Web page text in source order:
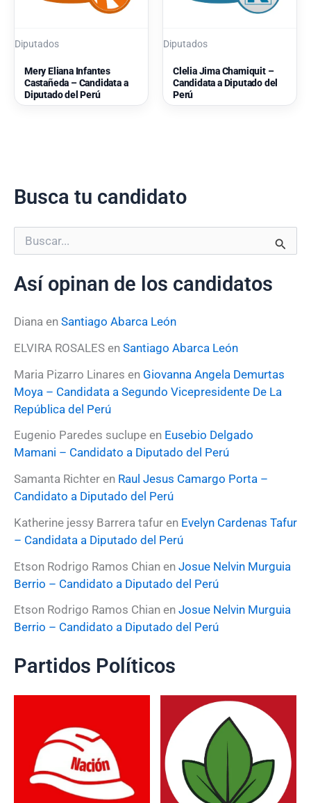
Diputados
Mery Eliana Infantes
Castañeda – Candidata a
Diputado del Perú
Diputados
Clelia Jima Chamiquit –
Candidata a Diputado del
Perú
Busca tu candidato
u
c
p
r
Así opinan de los candidatos
Diana en Santiago Abarca León
ELVIRA ROSALES en Santiago Abarca León
Maria Pizarro Linares en Giovanna Angela Demurtas
Moya – Candidata a Segundo Vicepresidente De La
República del Perú
Eugenio Paredes suclupe en Eusebio Delgado
Mamani – Candidato a Diputado del Perú
Samanta Richter en Raul Jesus Camargo Porta –
Candidato a Diputado del Perú
Katherine jessy Barrera tafur en Evelyn Cardenas Tafur
– Candidata a Diputado del Perú
Etson Rodrigo Ramos Chian en Josue Nelvin Murguia
Berrio – Candidato a Diputado del Perú
Etson Rodrigo Ramos Chian en Josue Nelvin Murguia
Berrio – Candidato a Diputado del Perú
Partidos Políticos